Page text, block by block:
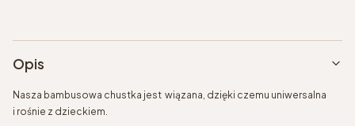
Opis
Nasza bambusowa chustka jest wiązana, dzięki czemu uniwersalna
i rośnie z dzieckiem.